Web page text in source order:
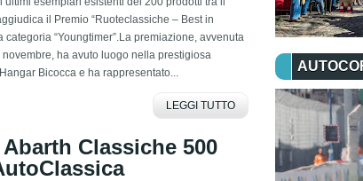
il Premio “Ruoteclassiche – Best in
categoria “Youngtimer”.La premiazione, avvenuta
ha avuto luogo nella prestigiosa
Bicocca e ha rappresentato...
LEGGI TUTTO
Classiche 500